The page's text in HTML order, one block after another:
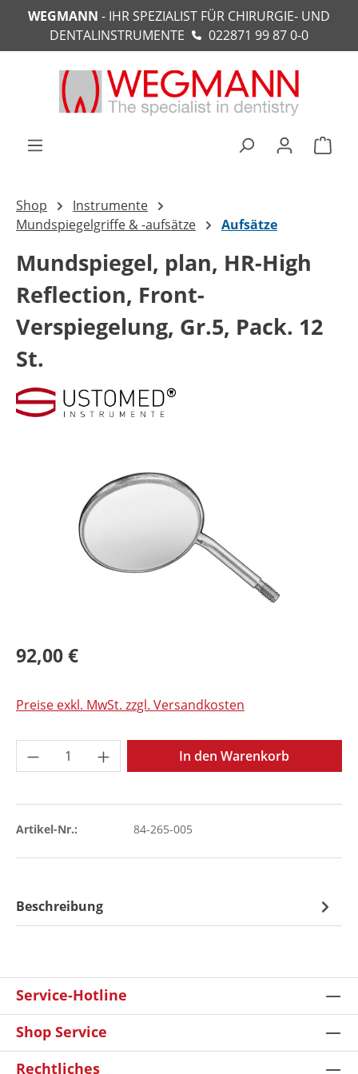
springen
WEGMANN - IHR SPEZIALIST FÜR CHIRURGIE- UND
DENTALINSTRUMENTE
022871 99 87 0-0
Shop
Instrumente
Mundspiegelgriffe & -aufsätze
Aufsätze
Mundspiegel, plan, HR-High
Reflection, Front-
Verspiegelung, Gr.5, Pack. 12
St.
92,00 €
Preise exkl. MwSt. zzgl. Versandkosten
Produkt Anzahl: Gib den gewünschten
In den Warenkorb
Artikel-Nr.: 84-265-005
Beschreibung
Service-Hotline
Shop Service
Rechtliches